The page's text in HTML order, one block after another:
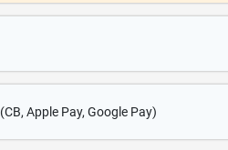
(CB, Apple Pay, Google Pay)